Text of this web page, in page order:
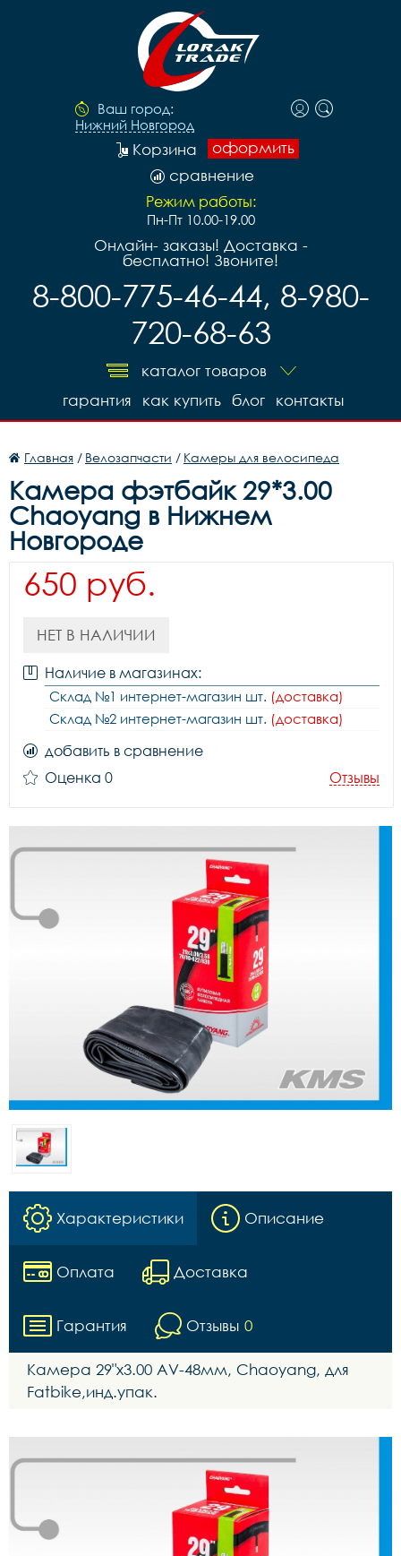
Ваш город:
Нижний Новгород
оформить
Корзина
сравнение
Режим работы:
Пн-Пт 10.00-19.00
Онлайн- заказы! Доставка -
бесплатно! Звоните!
8-800-775-46-44, 8-980-
720-68-63
каталог товаров
контакты
блог
как купить
гарантия
Главная / Велозапчасти / Камеры для велосипеда
Камера фэтбайк 29*3.00
Chaoyang в Нижнем
Новгороде
650 руб.
НЕТ В НАЛИЧИИ
Наличие в магазинах:
Склад №1 интернет-магазин шт. (доставка)
Склад №2 интернет-магазин шт. (доставка)
добавить в сравнение
Оценка 0
Отзывы
Характеристики Описание
Оплата Доставка
Гарантия Отзывы 0
Камера 29"x3.00 AV-48мм, Chaoyang, для
Fatbike,инд.упак.